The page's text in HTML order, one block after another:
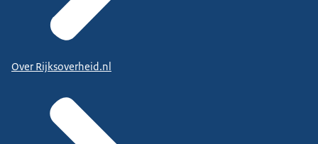
Over Rijksoverheid.nl